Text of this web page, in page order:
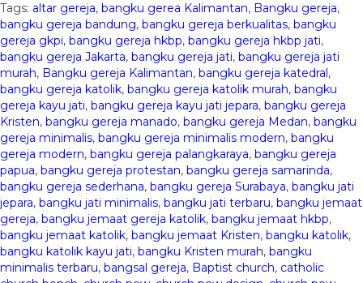
Tags: altar gereja, bangku gerea Kalimantan, Bangku gereja,
bangku gereja bandung, bangku gereja berkualitas, bangku
gereja gkpi, bangku gereja hkbp, bangku gereja hkbp jati,
bangku gereja Jakarta, bangku gereja jati, bangku gereja jati
murah, Bangku gereja Kalimantan, bangku gereja katedral,
bangku gereja katolik, bangku gereja katolik murah, bangku
gereja kayu jati, bangku gereja kayu jati jepara, bangku gereja
Kristen, bangku gereja manado, bangku gereja Medan, bangku
gereja minimalis, bangku gereja minimalis modern, bangku
gereja modern, bangku gereja palangkaraya, bangku gereja
papua, bangku gereja protestan, bangku gereja samarinda,
bangku gereja sederhana, bangku gereja Surabaya, bangku jati
jepara, bangku jati minimalis, bangku jati terbaru, bangku jemaat
gereja, bangku jemaat gereja katolik, bangku jemaat hkbp,
bangku jemaat katolik, bangku jemaat Kristen, bangku katolik,
bangku katolik kayu jati, bangku Kristen murah, bangku
minimalis terbaru, bangsal gereja, Baptist church, catholic